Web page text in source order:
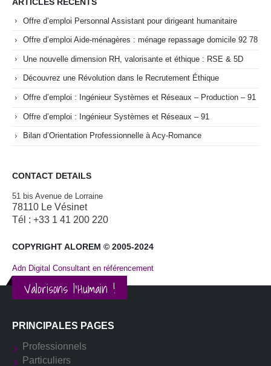
Offre d’emploi Personnal Assistant pour dirigeant humanitaire
Offre d’emploi Aide-ménagères : ménage repassage domicile 92 78
Une nouvelle dimension RH, valorisante et éthique : RSE & 5D
Découvrez une Révolution dans le Recrutement Éthique
Offre d’emploi : Ingénieur Systèmes et Réseaux – Production – 91
Offre d’emploi : Ingénieur Systèmes et Réseaux – 91
Bilan d’Orientation Professionnelle à Acy-Romance
CONTACT DETAILS
51 bis Avenue de Lorraine
78110 Le Vésinet
Tél : +33 1 41 200 220
COPYRIGHT ALOREM © 2005-2024
Adn Digital Consultant en référencement
Valorisons l'Humain !
PRINCIPALES PAGES
Professionnels
Particuliers